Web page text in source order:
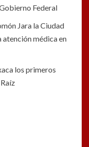
Federal
Jara la Ciudad
médica en
los primeros